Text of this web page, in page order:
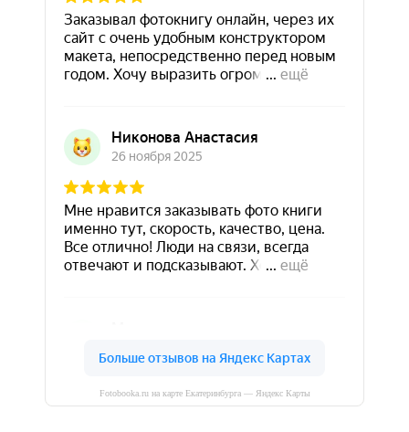
Fotobooka.ru на карте Екатеринбурга — Яндекс Карты